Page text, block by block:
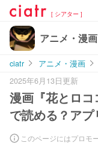
[ シアター ]
アニメ・漫画
ciatr アニメ・漫画
2025年6月13日更新
漫画『花とロ
で読める？アプ
このページにはプロモ